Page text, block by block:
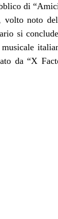
di
volto noto
si
da “X